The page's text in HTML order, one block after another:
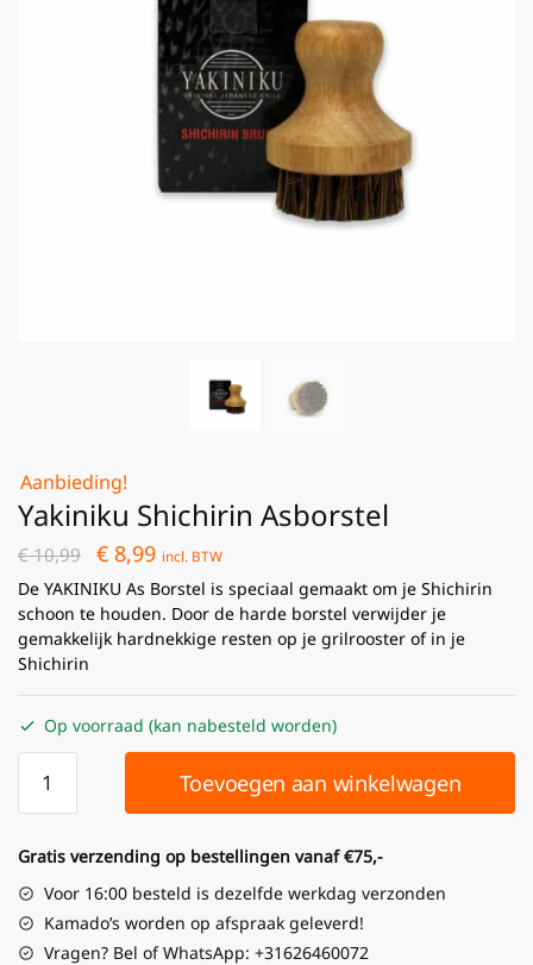
Aanbieding!
Yakiniku Shichirin Asborstel
€10,99 € 8,99 incl. BTW
De YAKINIKU As Borstel is speciaal gemaakt om je Shichirin
schoon te houden. Door de harde borstel verwijder je
gemakkelijk hardnekkige resten op je grilrooster of in je
Shichirin
Op voorraad (kan nabesteld worden)
Toevoegen aan winkelwagen
Gratis verzending op bestellingen vanaf €75,-
Voor 16:00 besteld is dezelfde werkdag verzonden
Kamado’s worden op afspraak geleverd!
Vragen? Bel of WhatsApp: +31626460072